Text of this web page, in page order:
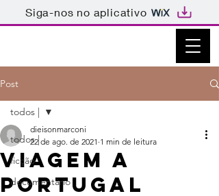
Siga-nos no aplicativo
Post
todos |
ficção
documentário
todos |
Viagem a
Portugal
dieisonmarconi
22 de ago. de 2021 1 min de leitura